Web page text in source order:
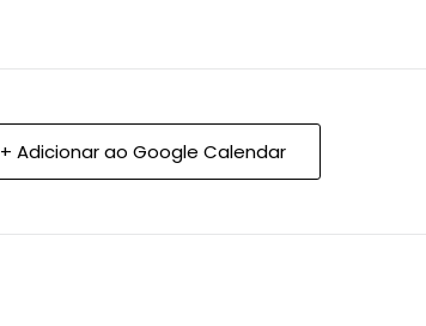
+ Adicionar ao Google Calendar